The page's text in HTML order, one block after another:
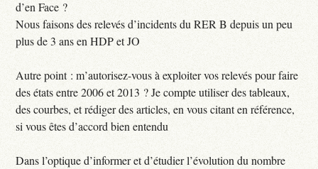
d’en Face ?
Nous faisons des relevés d’incidents du RER B depuis un peu
plus de 3 ans en HDP et JO
Autre point : m’autorisez-vous à exploiter vos relevés pour faire
des états entre 2006 et 2013 ? Je compte utiliser des tableaux,
des courbes, et rédiger des articles, en vous citant en référence,
si vous êtes d’accord bien entendu
Dans l’optique d’informer et d’étudier l’évolution du nombre